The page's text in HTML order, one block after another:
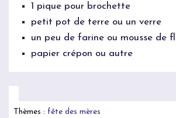
1 pique pour brochette
petit pot de terre ou un verre
un peu de farine ou mousse de
papier crépon ou autre
Thèmes : fête des mères